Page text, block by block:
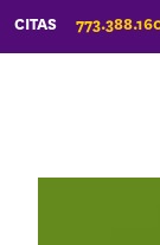
CITAS